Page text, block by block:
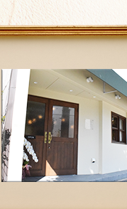
【店舗移転お知らせ】
9月9日の11時より新店舗にて
致します。
たくさんのお客様に喜んでい
たに頑張ってまいりますので、
今後ともアトリエ・ラ・トラ
どよろしくお願い致します。
2025.04.28
【5月の営業のお知らせ】
5月のお休みは定休日の水曜日
今後ともアトリエ・ラ・トラ